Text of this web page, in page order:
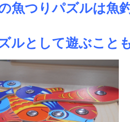
魚つりパズルは魚
ルとして遊ぶこと